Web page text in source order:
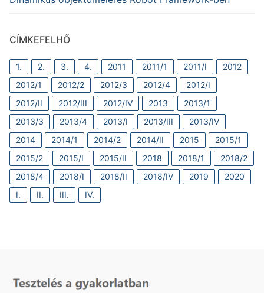
CÍMKEFELHŐ
1. 2. 3. 4. 2011 2011/1 2011/I
2012
2012/1
2012/2 2012/3 2012/4
2012/I
2012/II
2012/III 2012/IV 2013
2013/1
2013/3
2013/4 2013/I 2013/III
2013/IV
2014
2014/1 2014/2 2014/II 2015
2015/1
2015/2
2015/I 2015/II 2018 2018/1
2018/2
2018/4
2018/I 2018/II 2018/IV 2019
2020
I.
II. III. IV.